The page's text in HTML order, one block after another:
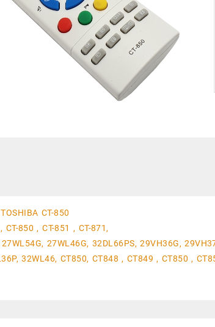
CT-850
CT-850 , CT-851 , CT-871,
27WL46G, 32DL66PS, 29VH36G,
32WL46, CT850, CT848 , CT849 , CT850 ,